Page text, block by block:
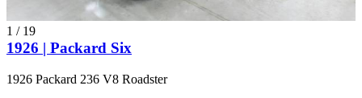
1 / 19
1926 | Packard Six
1926 Packard 236 V8 Roadster